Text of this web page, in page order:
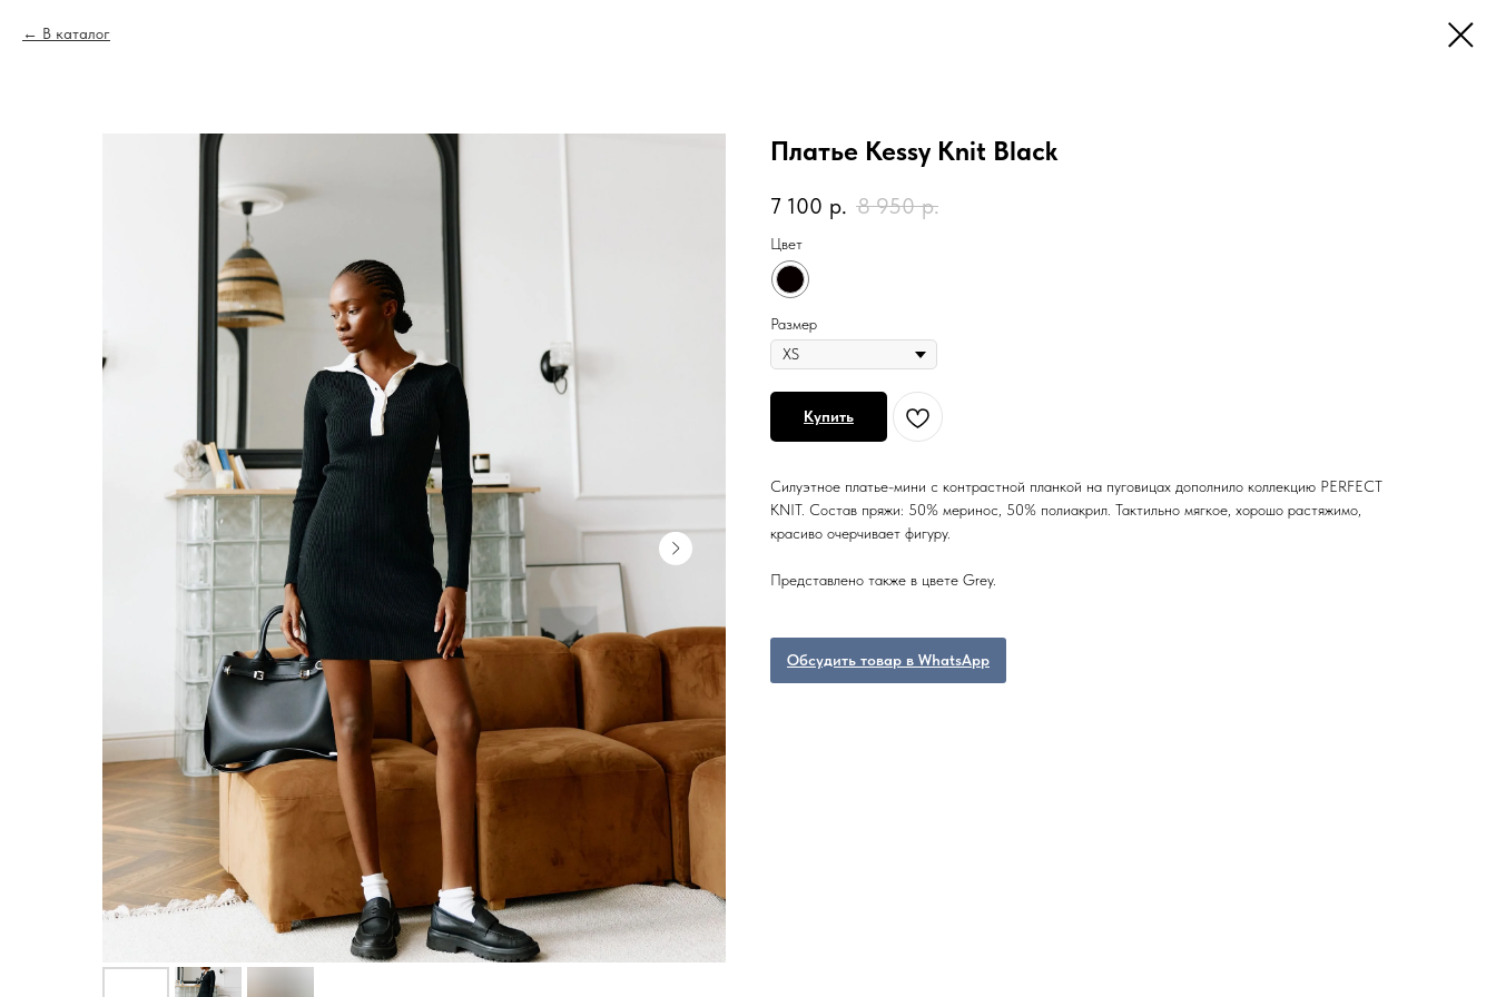
В каталог
Платье Kessy Knit Black
7 100 р. 8 950 р.
Цвет
Размер
Купить
Силуэтное платье-мини с контрастной планкой на пуговицах дополнило коллекцию PERFECT
KNIT. Состав пряжи: 50% меринос, 50% полиакрил. Тактильно мягкое, хорошо растяжимо,
красиво очерчивает фигуру.
Представлено также в цвете Grey.
Обсудить товар в WhatsApp